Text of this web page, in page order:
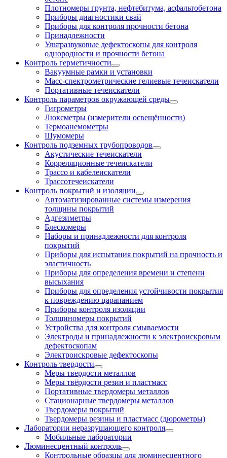
Плотномеры грунта, нефтебитума, асфальтобетона
Приборы диагностики свай
Приборы для контроля прочности бетона
Принадлежности
Ультразвуковые дефектоскопы для контроля
однородности и прочности бетона
Контроль герметичности
Вакуумные рамки и установки
Масс-спектрометрические гелиевые течеискатели
Портативные течеискатели
Контроль параметров окружающей среды
Гигрометры
Люксметры (измерители освещённости)
Термоанемометры
Шумомеры
Контроль подземных трубопроводов
Акустические течеискатели
Корреляционные течеискатели
Трассо и кабелеискатели
Трассотечеискатели
Контроль покрытий и изоляции
Автоматизированные системы измерения
толщины покрытий
Адгезиметры
Блескомеры
Наборы и принадлежности для контроля
покрытий
Приборы для испытания покрытий на прочность и
эластичность
Приборы для определения времени и степени
высыхания
Приборы для определения устойчивости покрытия
к повреждению царапанием
Приборы контроля изоляции
Толщиномеры покрытий
Устройства для контроля смываемости
Электроды и принадлежности к электроискровым
дефектоскопам
Электроискровые дефектоскопы
Контроль твердости
Меры твердости металлов
Меры твёрдости резин и пластмасс
Портативные твердомеры металлов
Стационарные твердомеры металлов
Твердомеры покрытий
Твердомеры резины и пластмасс (дюрометры)
Лаборатории неразрушающего контроля
Мобильные лаборатории
Люминесцентный контроль
Контрольные образцы для люминесцентного